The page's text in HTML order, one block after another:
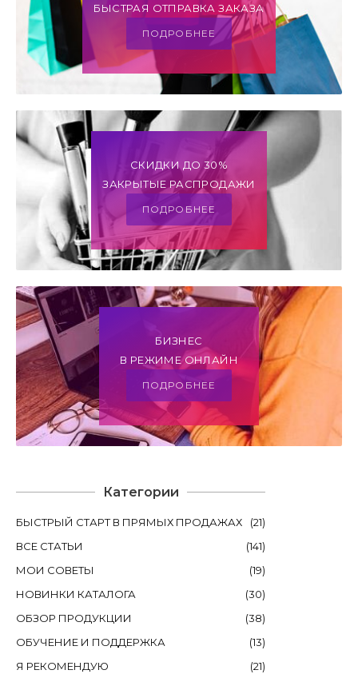
Категории
БЫСТРЫЙ СТАРТ В ПРЯМЫХ ПРОДАЖАХ (21)
ВСЕ СТАТЬИ
(141)
МОИ СОВЕТЫ
(19)
НОВИНКИ КАТАЛОГА
(30)
ОБЗОР ПРОДУКЦИИ
(38)
ОБУЧЕНИЕ И ПОДДЕРЖКА
(13)
Я РЕКОМЕНДУЮ
(21)
БЫСТРАЯ ОТПРАВКА ЗАКАЗА
ПОДРОБНЕЕ
СКИДКИ ДО 30%
ЗАКРЫТЫЕ РАСПРОДАЖИ
ПОДРОБНЕЕ
БИЗНЕС
В РЕЖИМЕ ОНЛАЙН
ПОДРОБНЕЕ